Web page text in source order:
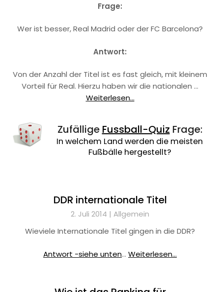
Frage:
Wer ist besser, Real Madrid oder der FC Barcelona?
Antwort:
Von der Anzahl der Titel ist es fast gleich, mit kleinem
Vorteil für Real. Hierzu haben wir die nationalen …
Weiterlesen...
Zufällige Fussball-Quiz Frage:
In welchem Land werden die meisten
Fußbälle hergestellt?
DDR internationale Titel
2. Juli 2014 | Allgemein
Wieviele Internationale Titel gingen in die DDR?
Antwort -siehe unten… Weiterlesen...